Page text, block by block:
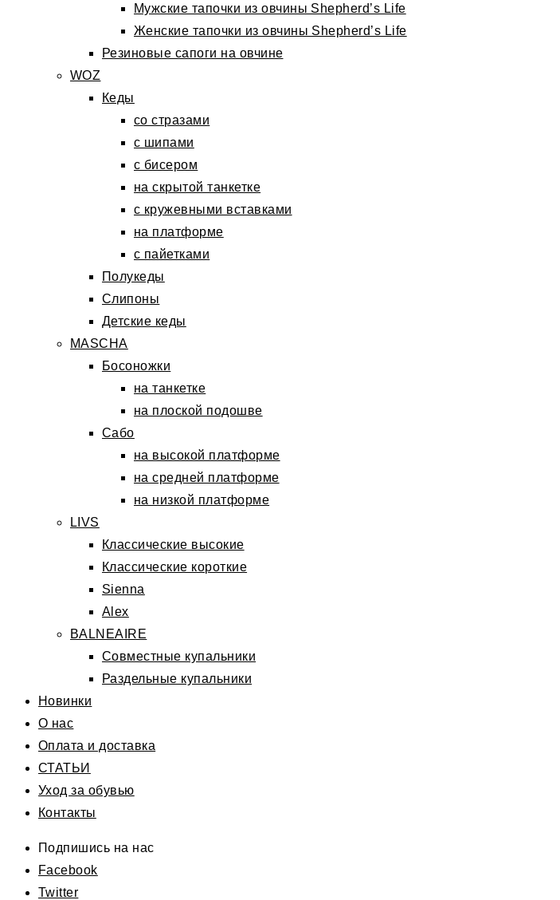
Мужские тапочки из овчины Shepherd’s Life
Женские тапочки из овчины Shepherd’s Life
Резиновые сапоги на овчине
WOZ
Кеды
со стразами
с шипами
с бисером
на скрытой танкетке
с кружевными вставками
на платформе
с пайетками
Полукеды
Слипоны
Детские кеды
MASCHA
Босоножки
на танкетке
на плоской подошве
Сабо
на высокой платформе
на средней платформе
на низкой платформе
LIVS
Классические высокие
Классические короткие
Sienna
Alex
BALNEAIRE
Совместные купальники
Раздельные купальники
Новинки
О нас
Оплата и доставка
СТАТЬИ
Уход за обувью
Контакты
Подпишись на нас
Facebook
Twitter